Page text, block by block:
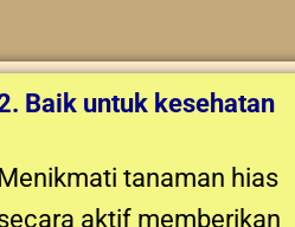
Baik untuk kesehatan
tanaman hias
aktif memberikan